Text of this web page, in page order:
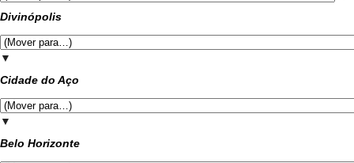
Divinópolis
▼
Cidade do Aço
▼
Belo Horizonte